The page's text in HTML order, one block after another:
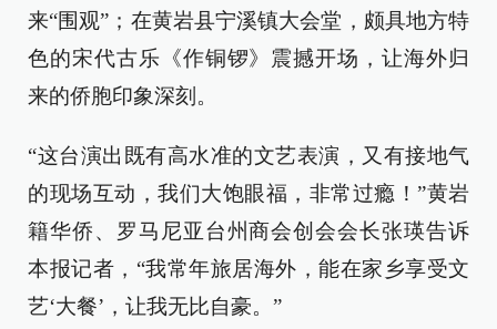
来“围观”；在黄岩县宁溪镇大会堂，颇具地方特
色的宋代古乐《作铜锣》震撼开场，让海外归
来的侨胞印象深刻。
“这台演出既有高水准的文艺表演，又有接地气
的现场互动，我们大饱眼福，非常过瘾！”黄岩
籍华侨、罗马尼亚台州商会创会会长张瑛告诉
本报记者，“我常年旅居海外，能在家乡享受文
艺‘大餐’，让我无比自豪。”